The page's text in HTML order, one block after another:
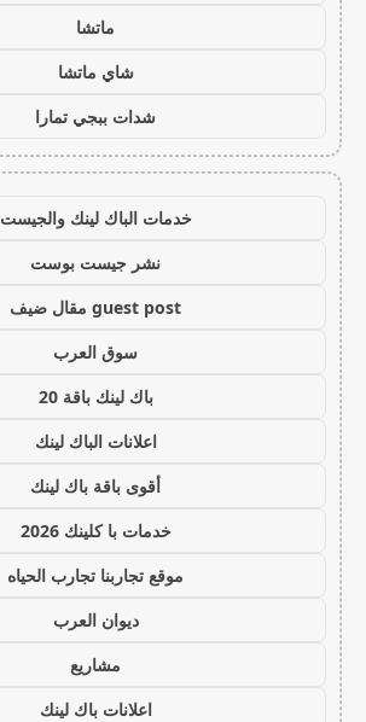
ماتشا
شاي ماتشا
شدات ببجي تمارا
خدمات الباك لينك والجيست
نشر جيست بوست
guest post مقال ضيف
سوق العرب
باك لينك باقة 20
اعلانات الباك لينك
أقوى باقة باك لينك
خدمات با كلينك 2026
موقع تجاربنا تجارب الحياه
ديوان العرب
مشاريع
اعلانات باك لينك